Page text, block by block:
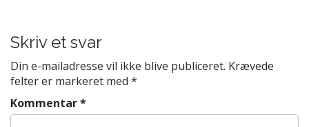
n
a
v
i
g
Skriv et svar
Din e-mailadresse vil ikke blive publiceret. Krævede
felter er markeret med *
Kommentar*